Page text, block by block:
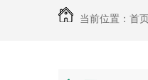
当前位置： 首页